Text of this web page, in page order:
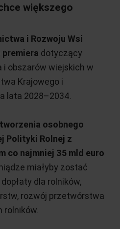
większego
i Rozwoju Wsi
dotyczący
obszarów wiejskich w
Krajowego i
lata 2028–2034.
osobnego
Polityki Rolnej z
co najmniej 35 mld euro
miałyby zostać
dla rolników,
rozwój przetwórstwa
rolników.